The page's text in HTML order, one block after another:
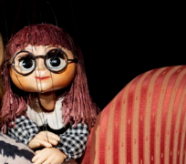
měla znetvořený